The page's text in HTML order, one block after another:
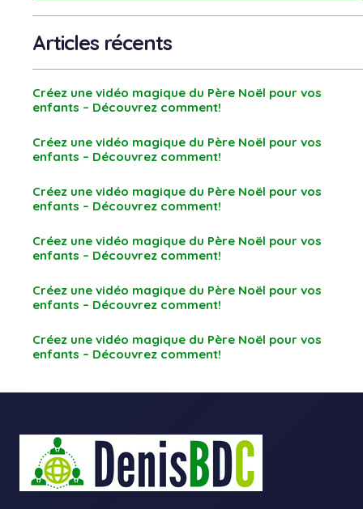
Articles récents
Créez une vidéo magique du Père Noël pour vos
enfants – Découvrez comment!
Créez une vidéo magique du Père Noël pour vos
enfants – Découvrez comment!
Créez une vidéo magique du Père Noël pour vos
enfants – Découvrez comment!
Créez une vidéo magique du Père Noël pour vos
enfants – Découvrez comment!
Créez une vidéo magique du Père Noël pour vos
enfants – Découvrez comment!
Créez une vidéo magique du Père Noël pour vos
enfants – Découvrez comment!